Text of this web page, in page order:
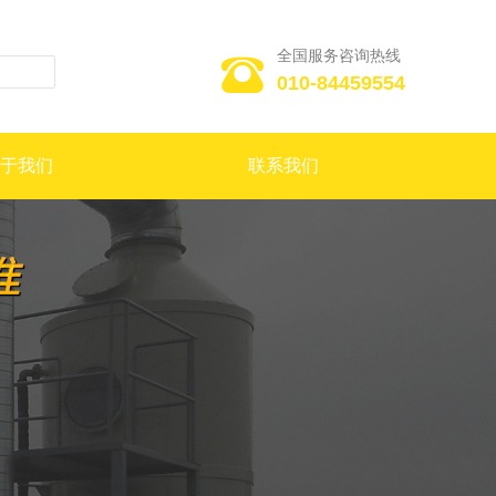
 全国服务咨询热线
010-84459554
我们 联系我们